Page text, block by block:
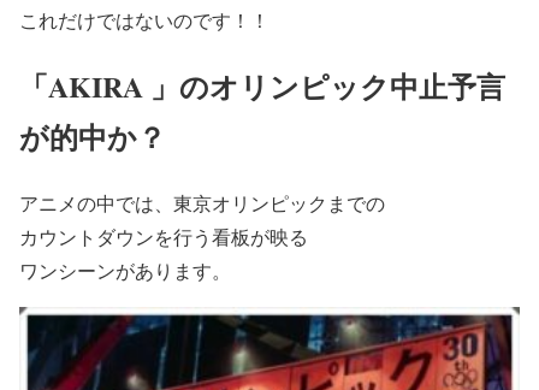
これだけではないのです！！
「AKIRA 」のオリンピック中止予言
が的中か？
アニメの中では、東京オリンピックまでの
カウントダウンを行う看板が映る
ワンシーンがあります。